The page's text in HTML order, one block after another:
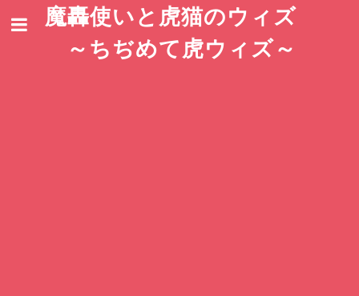
魔轟使いと虎猫のウィズ
～ちぢめて虎ウィズ～